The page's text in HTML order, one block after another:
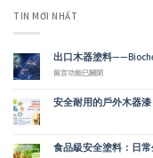
TIN MỚI NHẤT
出口木器塗料
在
木
——
留言功能已關閉
安全耐用的戶外木器
食品級安全塗料：日